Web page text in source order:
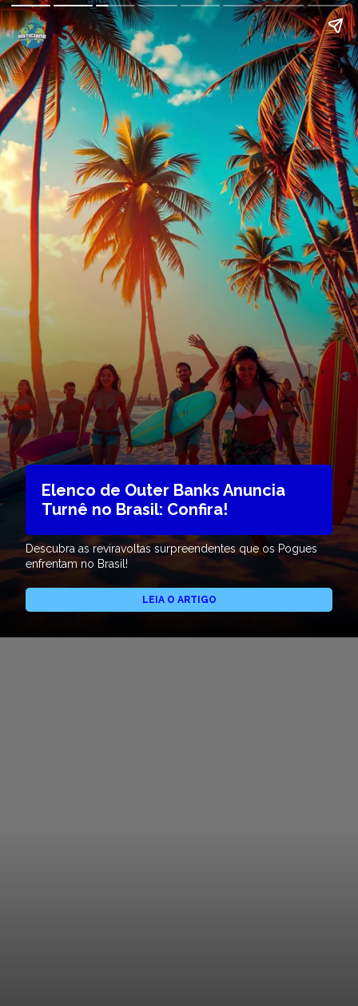
Elenco de Outer Banks Anuncia
Turnê no Brasil: Confira!
Descubra as reviravoltas surpreendentes que os Pogues
enfrentam no Brasil!
LEIA O ARTIGO